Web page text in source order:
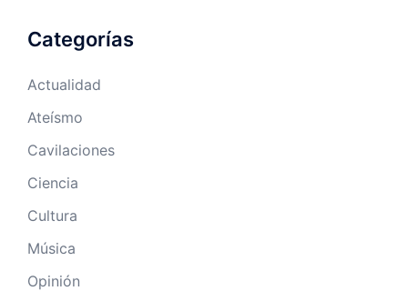
Categorías
Actualidad
Ateísmo
Cavilaciones
Ciencia
Cultura
Música
Opinión